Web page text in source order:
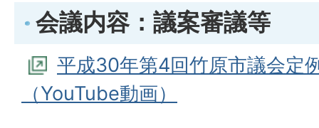
会議内容：議案審議等
平成30年第4回竹原市議会定
（YouTube動画）